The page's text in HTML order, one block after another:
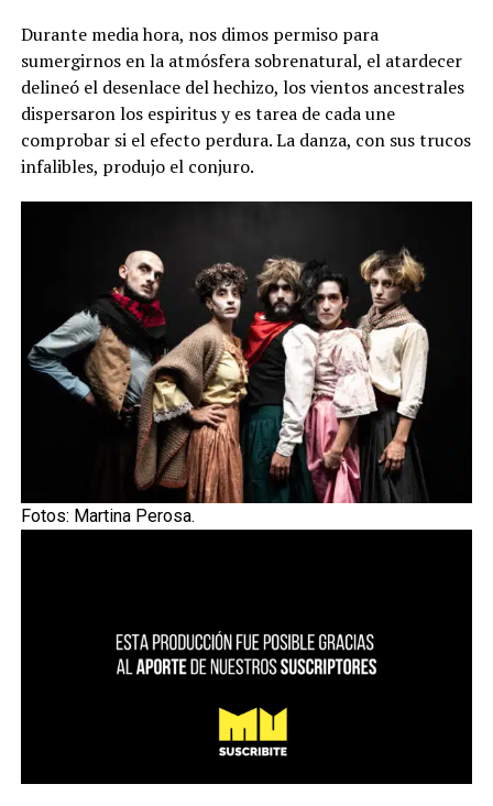
Durante media hora, nos dimos permiso para
sumergirnos en la atmósfera sobrenatural, el atardecer
delineó el desenlace del hechizo, los vientos ancestrales
dispersaron los espiritus y es tarea de cada une
comprobar si el efecto perdura. La danza, con sus trucos
infalibles, produjo el conjuro.
Fotos: Martina Perosa.